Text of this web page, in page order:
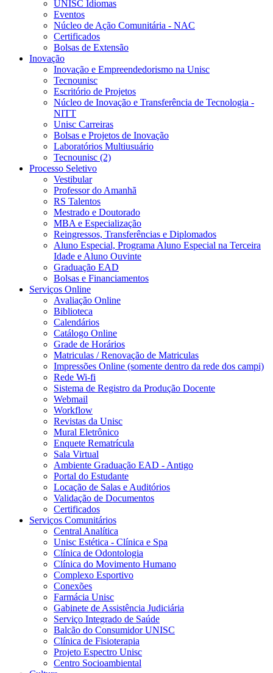
UNISC Idiomas
Eventos
Núcleo de Ação Comunitária - NAC
Certificados
Bolsas de Extensão
Inovação
Inovação e Empreendedorismo na Unisc
Tecnounisc
Escritório de Projetos
Núcleo de Inovação e Transferência de Tecnologia -
NITT
Unisc Carreiras
Bolsas e Projetos de Inovação
Laboratórios Multiusuário
Tecnounisc (2)
Processo Seletivo
Vestibular
Professor do Amanhã
RS Talentos
Mestrado e Doutorado
MBA e Especialização
Reingressos, Transferências e Diplomados
Aluno Especial, Programa Aluno Especial na Terceira
Idade e Aluno Ouvinte
Graduação EAD
Bolsas e Financiamentos
Serviços Online
Avaliação Online
Biblioteca
Calendários
Catálogo Online
Grade de Horários
Matriculas / Renovação de Matriculas
Impressões Online (somente dentro da rede dos campi)
Rede Wi-fi
Sistema de Registro da Produção Docente
Webmail
Workflow
Revistas da Unisc
Mural Eletrônico
Enquete Rematrícula
Sala Virtual
Ambiente Graduação EAD - Antigo
Portal do Estudante
Locação de Salas e Auditórios
Validação de Documentos
Certificados
Serviços Comunitários
Central Analítica
Unisc Estética - Clínica e Spa
Clínica de Odontologia
Clínica do Movimento Humano
Complexo Esportivo
Conexões
Farmácia Unisc
Gabinete de Assistência Judiciária
Serviço Integrado de Saúde
Balcão do Consumidor UNISC
Clínica de Fisioterapia
Projeto Espectro Unisc
Centro Socioambiental